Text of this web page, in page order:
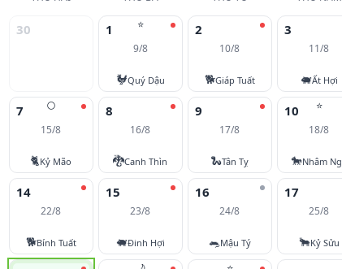
30 ⭐
1
9/8
🐓Quý Dậu
2
10/8
🐕Giáp Tuất
3
11/8
🐖Ất Hợi
🌕
7
15/8
🐈Kỷ Mão
8
16/8
🐉Canh Thìn
9
17/8
🐍Tân Tỵ
⭐
10
18/8
🐎Nhâm
14
22/8
🐕Bính Tuất
15
23/8
🐖Đinh Hợi
16
24/8
🐀Mậu Tý
17
25/8
🐂Kỷ Sửu